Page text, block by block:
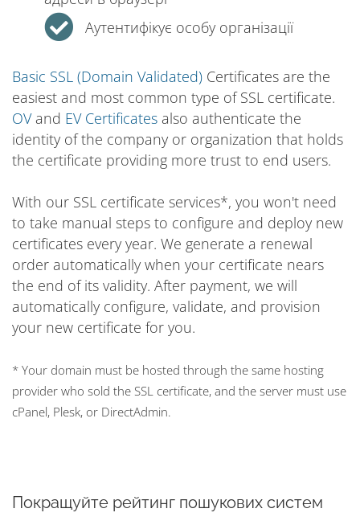
Аутентифікує особу організації
Basic SSL (Domain Validated) Certificates are the
easiest and most common type of SSL certificate.
OVand EV Certificates also authenticate the
identity of the company or organization that holds
the certificate providing more trust to end users.
With our SSL certificate services*, you won't need
to take manual steps to configure and deploy new
certificates every year. We generate a renewal
order automatically when your certificate nears
the end of its validity. After payment, we will
automatically configure, validate, and provision
your new certificate for you.
* Your domain must be hosted through the same hosting
provider who sold the SSL certificate, and the server must use
cPanel, Plesk, or DirectAdmin.
Покращуйте рейтинг пошукових систем